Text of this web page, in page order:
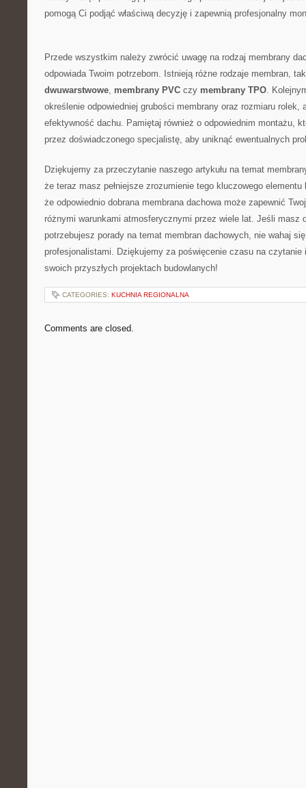
pomogą Ci podjąć właściwą decyzję i zapewnią profesjonalny
Przede wszystkim należy zwrócić uwagę na rodzaj membrany
odpowiada Twoim potrzebom. Istnieją różne rodzaje membran,
dwuwarstwowe, membrany PVC czy membrany TPO.
określenie odpowiedniej grubości membrany oraz rozmiaru rolek,
‍efektywność dachu. Pamiętaj również o odpowiednim montażu,
przez doświadczonego ​specjalistę, aby uniknąć ewentualnych
Dziękujemy za przeczytanie naszego artykułu na temat
że teraz masz pełniejsze ‍zrozumienie tego kluczowego
że odpowiednio dobrana membrana dachowa może zapewnić
‍różnymi warunkami atmosferycznymi przez wiele lat. Jeśli masz
potrzebujesz ‍porady na temat membran dachowych, nie​ wahaj
profesjonalistami. Dziękujemy za poświęcenie czasu na
swoich przyszłych projektach budowlanych!
CATEGORIES: KUCHNIA REGIONALNA
Comments are closed.